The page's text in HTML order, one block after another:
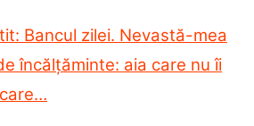
Bancul zilei. Nevastă-mea
încălțăminte: aia care nu îi